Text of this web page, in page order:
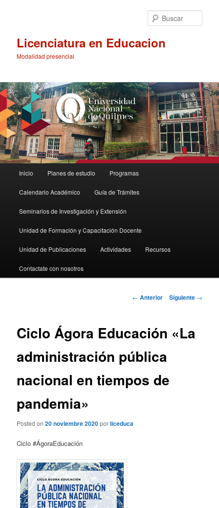
Licenciatura en Educacion
Modalidad presencial
principal
Inicio Planes de estudio Programas
Calendario Académico Guía de Trámites
Seminarios de Investigación y Extensión
Unidad de Formación y Capacitación Docente
Unidad de Publicaciones Actividades Recursos
Contactate con nosotros
Navegación
← Anterior Siguiente →
Ciclo Ágora Educación «La
administración pública
nacional en tiempos de
pandemia»
Posted on20 noviembre 2020porliceduca
Ciclo #ÁgoraEducación